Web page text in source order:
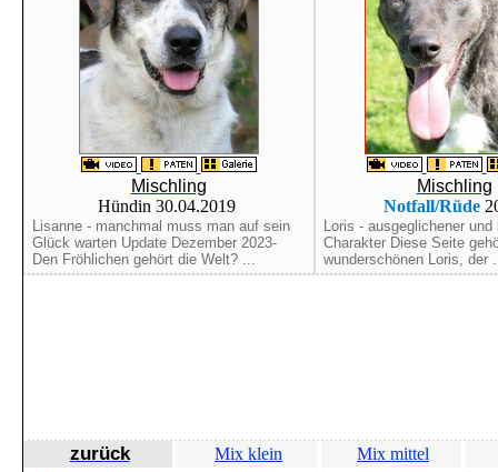
Mischling
Hündin 30.04.2019
Lisanne - manchmal muss man auf sein
Glück warten Update Dezember 2023-
Den Fröhlichen gehört die Welt? ...
Mischling
Notfall/Rüde
Loris - ausgeglichener und
Charakter Diese Seite
wunderschönen Loris, der
zurück Mix klein
Mix mittel